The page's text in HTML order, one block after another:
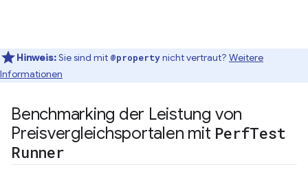
Hinweis:Sie sind mit @propertynicht vertraut? Weitere
Informationen
Benchmarking der Leistung von
Preisvergleichsportalen mit PerfTest
Runner